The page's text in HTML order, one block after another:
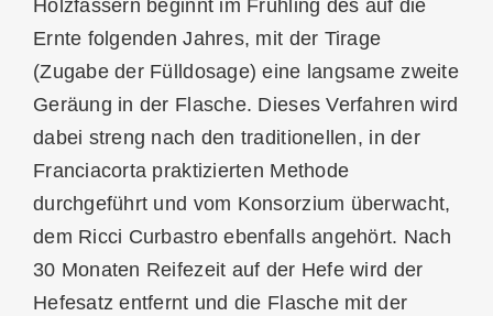
Holzfässern beginnt im Frühling des auf die
Ernte folgenden Jahres, mit der Tirage
(Zugabe der Fülldosage) eine langsame zweite
Geräung in der Flasche. Dieses Verfahren wird
dabei streng nach den traditionellen, in der
Franciacorta praktizierten Methode
durchgeführt und vom Konsorzium überwacht,
dem Ricci Curbastro ebenfalls angehört. Nach
30 Monaten Reifezeit auf der Hefe wird der
Hefesatz entfernt und die Flasche mit der